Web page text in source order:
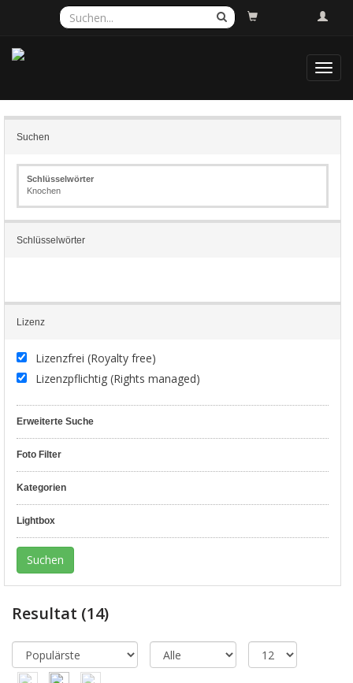
Suchen
Schlüsselwörter
Knochen
Schlüsselwörter
Lizenz
Lizenzfrei (Royalty free)
Lizenzpflichtig (Rights managed)
Erweiterte Suche
Foto Filter
Kategorien
Lightbox
Resultat (14)